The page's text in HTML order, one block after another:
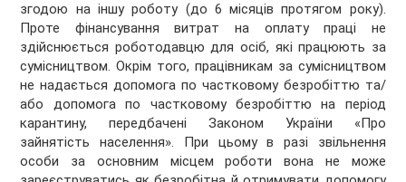
згодою на іншу роботу (до 6 місяців протягом року).
Проте фінансування витрат на оплату праці не
здійснюється роботодавцю для осіб, які працюють за
сумісництвом. Окрім того, працівникам за сумісництвом
не надається допомога по частковому безробіттю та/
або допомога по частковому безробіттю на період
карантину, передбачені Законом України «Про
зайнятість населення». При цьому в разі звільнення
особи за основним місцем роботи вона не може